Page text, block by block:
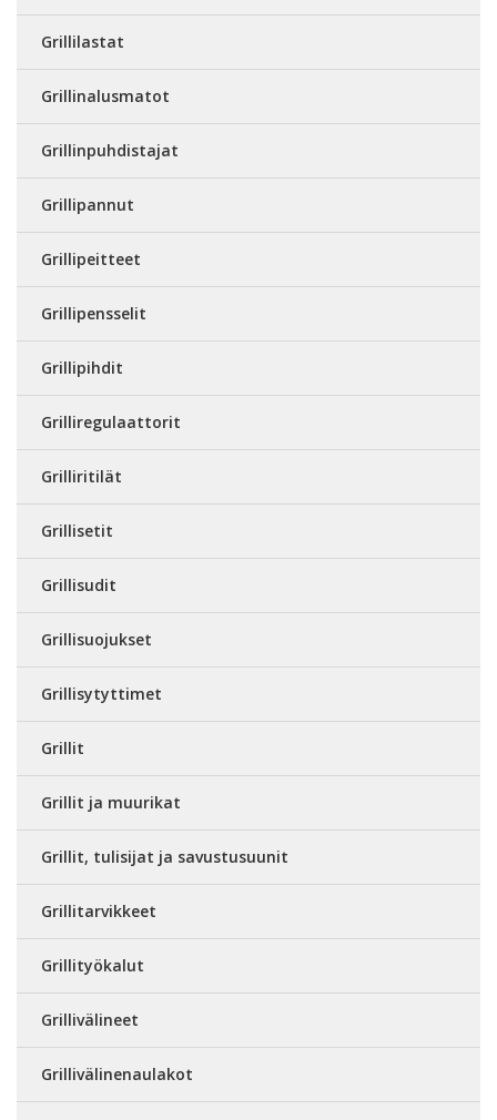
Grillilastat
Grillinalusmatot
Grillinpuhdistajat
Grillipannut
Grillipeitteet
Grillipensselit
Grillipihdit
Grilliregulaattorit
Grilliritilät
Grillisetit
Grillisudit
Grillisuojukset
Grillisytyttimet
Grillit
Grillit ja muurikat
Grillit, tulisijat ja savustusuunit
Grillitarvikkeet
Grillityökalut
Grillivälineet
Grillivälinenaulakot